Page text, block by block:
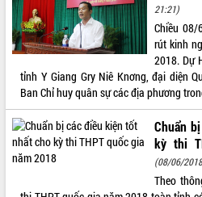
HỆ THỐNG VĂN BẢN
VĂN BẢN HĐND TỈNH
ĐIỂM TIN VĂN BẢN
QUY HOẠCH - KẾ HOẠCH
21:21)
Chiều
rút kinh
2018. Dự
tỉnh Y Giang Gry Niê Knơng, đại diện
Ban Chỉ huy quân sự các địa phương
Chuẩn
kỳ thi
(08/06/
Theo